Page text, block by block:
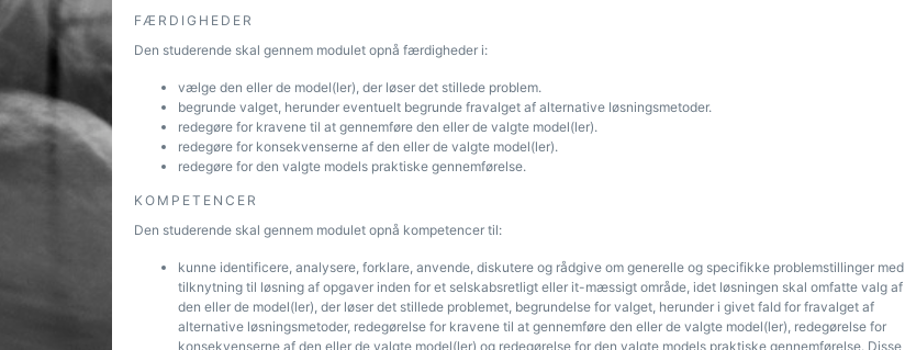
FÆRDIGHEDER
Den studerende skal gennem modulet opnå færdigheder i:
vælge den eller de model(ler), der løser det stillede problem.
begrunde valget, herunder eventuelt begrunde fravalget af alternative løsningsmetoder.
redegøre for kravene til at gennemføre den eller de valgte model(ler).
redegøre for konsekvenserne af den eller de valgte model(ler).
redegøre for den valgte models praktiske gennemførelse.
KOMPETENCER
Den studerende skal gennem modulet opnå kompetencer til:
kunne identificere, analysere, forklare, anvende, diskutere og rådgive om generelle og specifikke problemstillinger med
tilknytning til løsning af opgaver inden for et selskabsretligt eller it-mæssigt område, idet løsningen skal omfatte valg af
den eller de model(ler), der løser det stillede problemet, begrundelse for valget, herunder i givet fald for fravalget af
alternative løsningsmetoder, redegørelse for kravene til at gennemføre den eller de valgte model(ler), redegørelse for
konsekvenserne af den eller de valgte model(ler) og redegørelse for den valgte models praktiske gennemførelse. Disse